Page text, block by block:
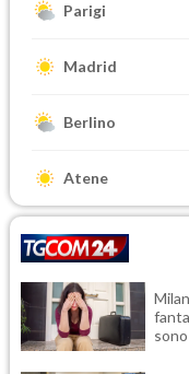
Parigi
Madrid
Berlino
Atene